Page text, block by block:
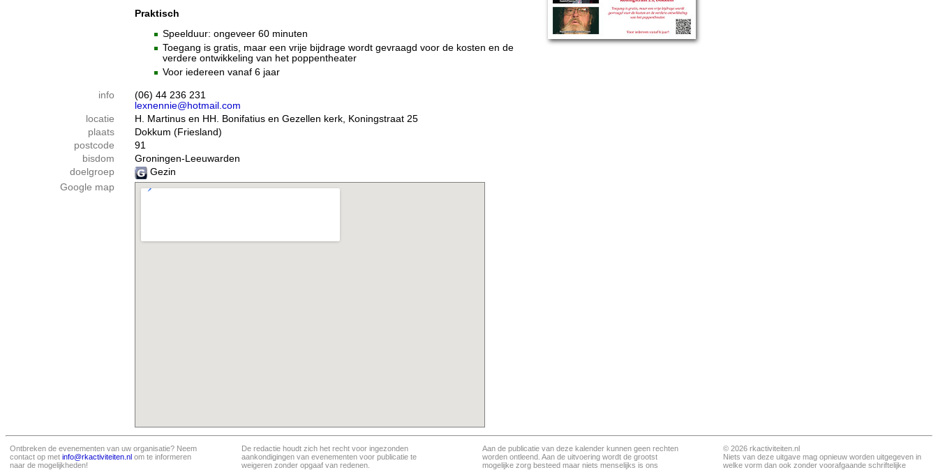
Praktisch
Speelduur: ongeveer 60 minuten
Toegang is gratis, maar een vrije bijdrage wordt gevraagd voor de kosten en de
verdere ontwikkeling van het poppentheater
Voor iedereen vanaf 6 jaar
info
(06) 44 236 231
lexnennie@hotmail.com
locatie
H. Martinus en HH. Bonifatius en Gezellen kerk, Koningstraat 25
plaats
Dokkum (Friesland)
postcode
91
bisdom
Groningen-Leeuwarden
doelgroep
Gezin
Google map
Ontbreken de evenementen van uw organisatie? Neem
contact op met info@rkactiviteiten.nl om te informeren
naar de mogelijkheden!
De redactie houdt zich het recht voor ingezonden
aankondigingen van evenementen voor publicatie te
weigeren zonder opgaaf van redenen.
Aan de publicatie van deze kalender kunnen geen rechten
worden ontleend. Aan de uitvoering wordt de grootst
mogelijke zorg besteed maar niets menselijks is ons
© 2026 rkactiviteiten.nl
Niets van deze uitgave mag opnieuw worden uitgegeven in
welke vorm dan ook zonder voorafgaande schriftelijke